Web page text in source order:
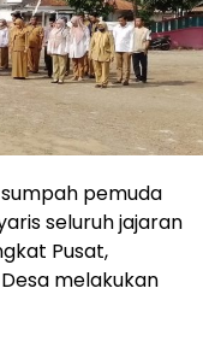
sumpah pemuda
seluruh jajaran
Pusat,
melakukan